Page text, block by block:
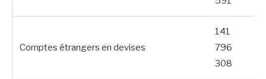
Comptes étrangers en devises
141
796
308